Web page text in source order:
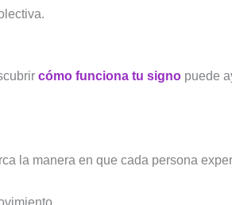
cómo funciona tu signo puede
la manera en que cada persona